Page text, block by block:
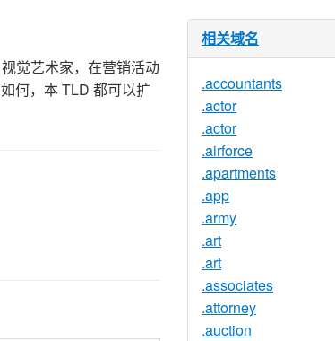
觉艺术家，在营销活动
何，本 TLD 都可以扩
相关域名
.accountants
.actor
.actor
.airforce
.apartments
.app
.army
.art
.art
.associates
.attorney
.auction